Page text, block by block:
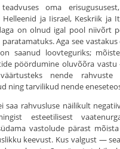
oma
Helleenid ja Iisrael, Keskriik ja
on ol­nud igal pool niivõrt
paratamatuks. Aga see
saanud loovteguriks;
pöördumine oluvõõra
nende rah­vuste
ning tarvilikud nende
saa rahvusluse näilikult
esteeti­lisest
vastolude pä­rast
keevust. Kus valgust —